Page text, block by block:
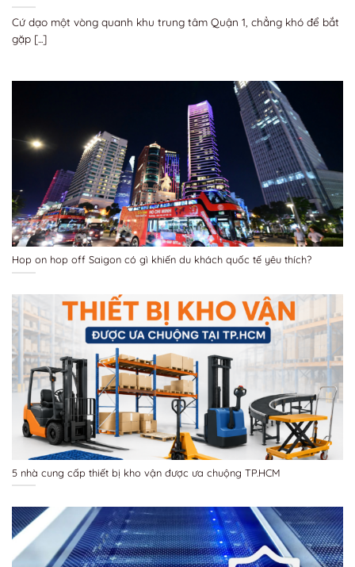
Cứ dạo một vòng quanh khu trung tâm Quận 1, chẳng khó để bắt
gặp [...]
Hop on hop off Saigon có gì khiến du khách quốc tế yêu thích?
5 nhà cung cấp thiết bị kho vận được ưa chuộng TP.HCM